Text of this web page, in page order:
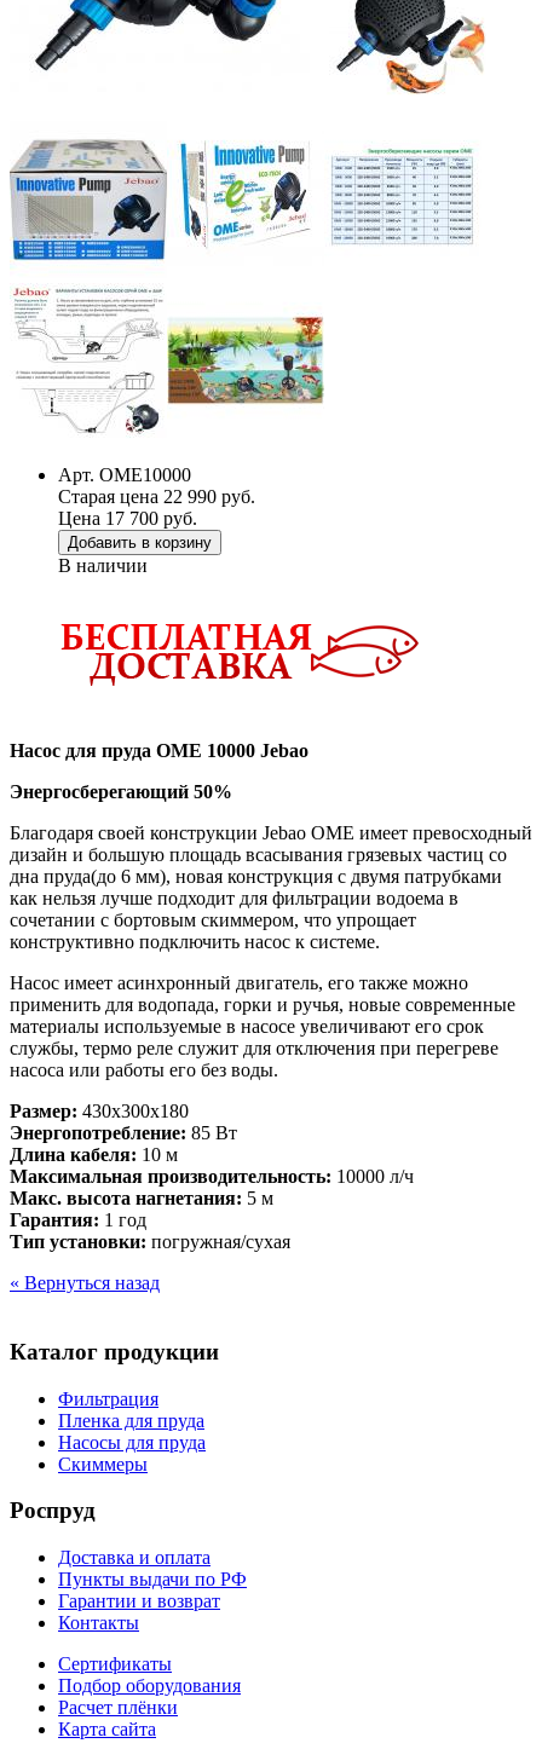
Арт. OME10000
Старая цена 22 990 руб.
Цена 17 700 руб.
Добавить в корзину
В наличии
Насос для пруда OME 10000 Jebao
Энергосберегающий 50%
Благодаря своей конструкции Jebao OME имеет превосходный
дизайн и большую площадь всасывания грязевых частиц со
дна пруда(до 6 мм), новая конструкция с двумя патрубками
как нельзя лучше подходит для фильтрации водоема в
сочетании с бортовым скиммером, что упрощает
конструктивно подключить насос к системе.
Насос имеет асинхронный двигатель, его также можно
применить для водопада, горки и ручья, новые современные
материалы используемые в насосе увеличивают его срок
службы, термо реле служит для отключения при перегреве
насоса или работы его без воды.
Размер: 430x300x180
Энергопотребление: 85 Вт
Длина кабеля: 10 м
Максимальная производительность: 10000 л/ч
Макс. высота нагнетания: 5 м
Гарантия: 1 год
Тип установки: погружная/сухая
« Вернуться назад
Каталог продукции
Фильтрация
Пленка для пруда
Насосы для пруда
Скиммеры
Роспруд
Доставка и оплата
Пункты выдачи по РФ
Гарантии и возврат
Контакты
Сертификаты
Подбор оборудования
Расчет плёнки
Карта сайта